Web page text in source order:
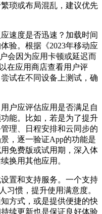
琐或布局混乱，建议优先
速度是否迅速？加载时间
验。根据《2023年移动应
会因为应用卡顿或延迟而
在应用商店查看用户评
试在不同设备上测试，确
户应评估应用是否满足自
能。比如，若是为了提升
理、日程安排和云同步的
，逐一验证App的功能是
免费版或试用期，深入体
换用其他应用。
置和支持服务。一个支持
习惯，提升使用满意度。
方式，或是提供便捷的快
续更新也是保证良好体验